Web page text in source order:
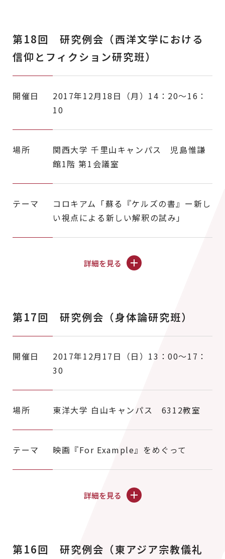
第18回 研究例会（西洋文学における
信仰とフィクション研究班）
開催日
2017年12月18日（月）14：20～16：
10
場所
関西大学 千里山キャンパス 児島惟謙
館1階 第1会議室
テーマ
コロキアム「蘇る『ケルズの書』ー新し
い視点による新しい解釈の試み」
詳細を見る
第17回 研究例会（身体論研究班）
開催日
2017年12月17日（日）13：00～17：
30
場所 東洋大学 白山キャンパス 6312教室
テーマ 映画『For Example』をめぐって
詳細を見る
第16回 研究例会（東アジア宗教儀礼